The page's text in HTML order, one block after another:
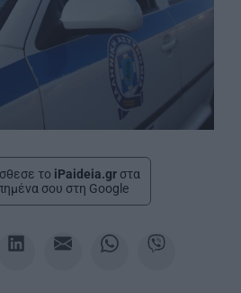
το iPaideia.gr στα
σου στη Google